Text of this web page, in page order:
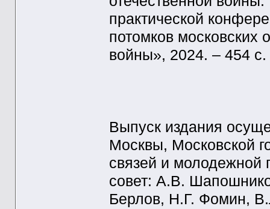
практической
потомков московских
войны», 2024. – 454 с.
Выпуск издания
Москвы, Московской
связей и молодежной
совет: А.В.
Берлов, Н.Г. Фомин,